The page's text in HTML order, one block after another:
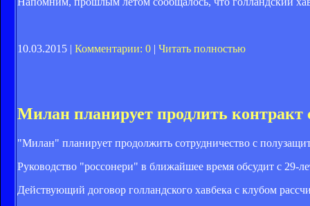
10.03.2015 | Комментарии: 0 | Читать полностью
Милан планирует продлить
"Милан" планирует продолжить сотрудничество с
Руководство "россонери" в ближайшее время обсудит с 29-
Действующий договор голландского хавбека с клубом